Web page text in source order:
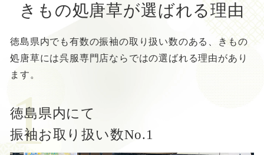
きもの処唐草が選ばれる理由
徳島県内でも有数の振袖の取り扱い数のある、
きもの
処唐草には呉服専門店ならではの選ばれる理由があり
ます。
徳島県内にて
振袖お取り扱い数No.1